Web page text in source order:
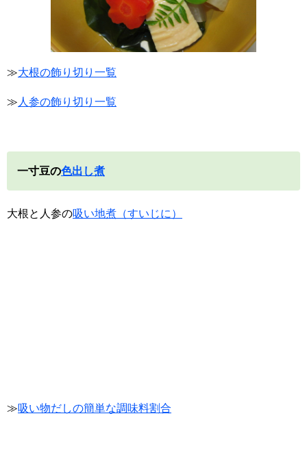
≫大根の飾り切り一覧
≫ 人参の飾り切り一覧
一寸豆の色出し煮
大根と人参の吸い地煮（すいじに）
≫吸い物だしの簡単な調味料割合